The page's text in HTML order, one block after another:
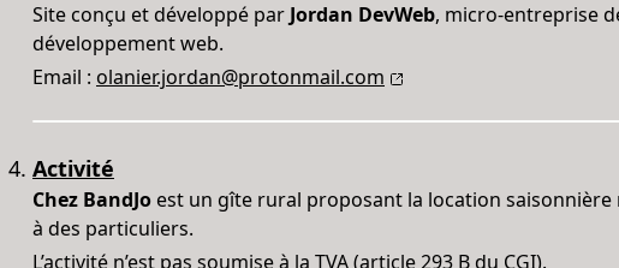
Site conçu et développé par Jordan DevWeb, micro-entreprise
développement web.
Email : olanier.jordan@protonmail.com
Activité
Chez BandJo est un gîte rural proposant la location saisonnière
à des particuliers.
L’activité n’est pas soumise à la TVA (article 293 B du CGI).